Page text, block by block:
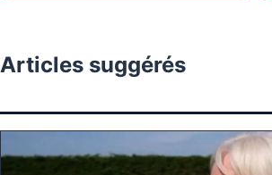
Articles suggérés